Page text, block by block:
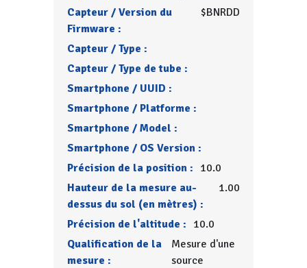
Capteur / Version du
Firmware :
$BNRDD
Capteur / Type :
Capteur / Type de tube :
Smartphone / UUID :
Smartphone / Platforme :
Smartphone / Model :
Smartphone / OS Version :
Précision de la position : 10.0
Hauteur de la mesure au-
dessus du sol (en mètres) :
1.00
Précision de l'altitude : 10.0
Qualification de la
mesure :
Mesure d'une
source